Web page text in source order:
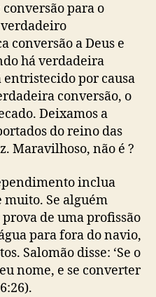
conversão para o
conversão a Deus e
há verdadeira
entristecido por causa
conversão, o
Deixamos a
do reino das
Maravilhoso, não é ?
inclua
muito. Se alguém
de uma profissão
para fora do navio,
Salomão disse: ‘Se o
nome, e se converter